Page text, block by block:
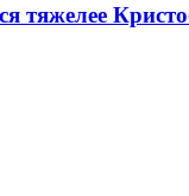
тяжелее